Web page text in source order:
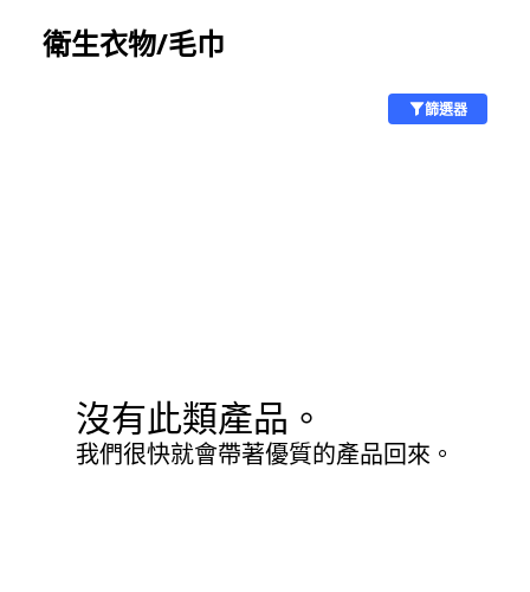
衛生衣物/毛巾
篩選器
沒有此類產品。
我們很快就會帶著優質的產品回來。